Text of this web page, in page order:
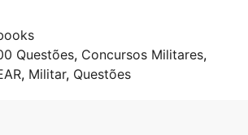
Questões, Concursos Militares,
, Militar, Questões